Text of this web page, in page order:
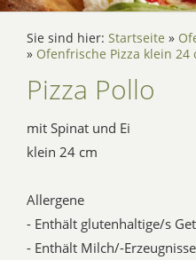
Sie sind hier: Startseite »
» Ofenfrische Pizza klein 24
Pizza Pollo
mit Spinat und Ei
klein 24 cm
Allergene
- Enthält glutenhaltige/s
- Enthält Milch/-